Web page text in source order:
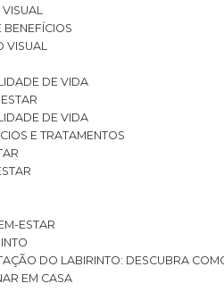
VISUAL
BENEFÍCIOS
VISUAL
DE VIDA
DE VIDA
E TRATAMENTOS
ESTAR
DO LABIRINTO: DESCUBRA
EM CASA